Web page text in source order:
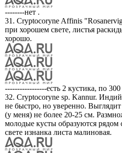
--------нет .
31. Cryptocoryne Affinis
при хорошем свете, листья
хорошо.
-----------------есть 2 кустика, по 300
32. Cryptocoryne sp. Kannur.
не быстро, но уверенно.
(у меня) не более 20-25 см.
молодые кусты образуются
свете изнанка листа малиновая.